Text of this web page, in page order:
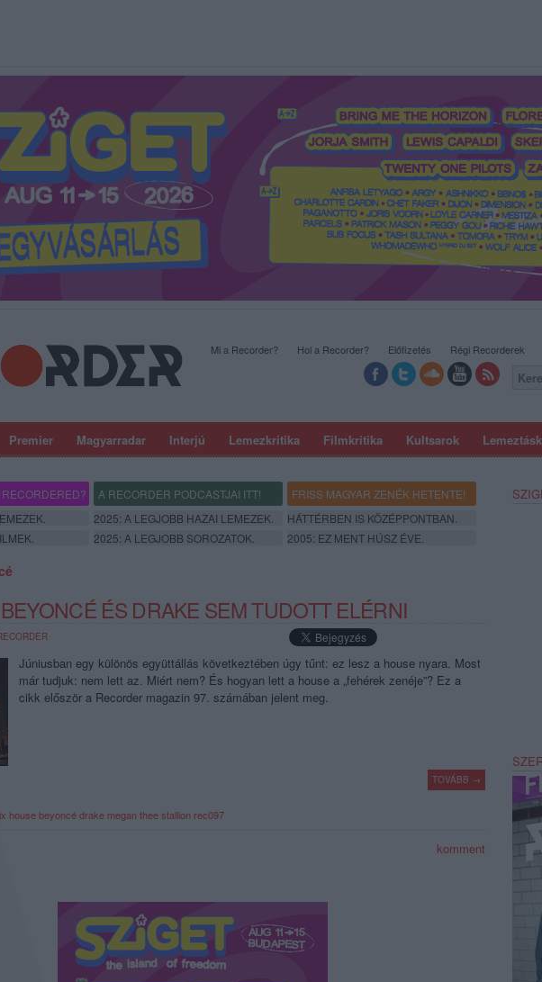
Premier Magyarradar Interjú Lemezkritika Filmkritika Kultsarok
Mi a Recorder? Hol a Recorder? Előfizetés Régi Recorderek
RECORDERED? A RECORDER PODCASTJAI ITT!
FRISS MAGYAR ZENÉK HETENTE!
2025: A LEGJOBB HAZAI LEMEZEK.
HÁTTÉRBEN IS KÖZÉPPONTBAN.
2025: A LEGJOBB SOROZATOK. 2005: EZ MENT HÚSZ ÉVE.
ÉS DRAKE SEM TUDOTT ELÉRNI
Júniusban egy különös együttállás következtében úgy tűnt: ez lesz a house nyara. Most
már tudjuk: nem lett az. Miért nem? És hogyan lett a house a „fehérek zenéje”? Ez a
cikk először a Recorder magazin 97. számában jelent meg.
TOVÁBB →
house beyoncédrake megan thee stallion rec097
komment